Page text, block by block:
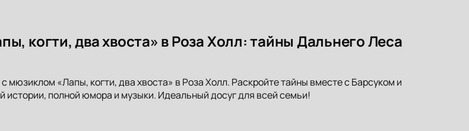
когти, два хвоста» в Роза Холл: тайны Дальнего Леса
мюзиклом «Лапы, когти, два хвоста» в Роза Холл. Раскройте тайны вместе с Барсуком и
истории, полной юмора и музыки. Идеальный досуг для всей семьи!